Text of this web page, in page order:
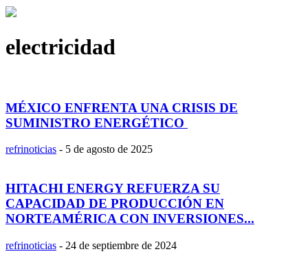
electricidad
MÉXICO ENFRENTA UNA CRISIS DE
SUMINISTRO ENERGÉTICO
refrinoticias - 5 de agosto de 2025
HITACHI ENERGY REFUERZA SU
CAPACIDAD DE PRODUCCIÓN EN
NORTEAMÉRICA CON INVERSIONES...
refrinoticias - 24 de septiembre de 2024